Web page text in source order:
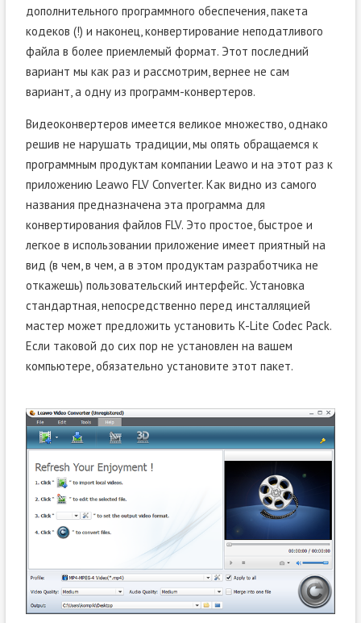
дополнительного программного обеспечения, пакета
кодеков (!) и наконец, конвертирование неподатливого
файла в более приемлемый формат. Этот последний
вариант мы как раз и рассмотрим, вернее не сам
вариант, а одну из программ-конвертеров.
Видеоконвертеров имеется великое множество, однако
решив не нарушать традиции, мы опять обращаемся к
программным продуктам компании Leawo и на этот раз к
приложению Leawo FLV Converter. Как видно из самого
названия предназначена эта программа для
конвертирования файлов FLV. Это простое, быстрое и
легкое в использовании приложение имеет приятный на
вид (в чем, в чем, а в этом продуктам разработчика не
откажешь) пользовательский интерфейс. Установка
стандартная, непосредственно перед инсталляцией
мастер может предложить установить K-Lite Codec Pack.
Если таковой до сих пор не установлен на вашем
компьютере, обязательно установите этот пакет.